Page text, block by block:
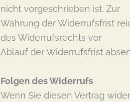
nicht vorgeschrieben ist. Zur
Wahrung der Widerrufsfrist
des Widerrufsrechts vor
Ablauf der Widerrufsfrist
Folgen des Widerrufs
Wenn Sie diesen Vertrag